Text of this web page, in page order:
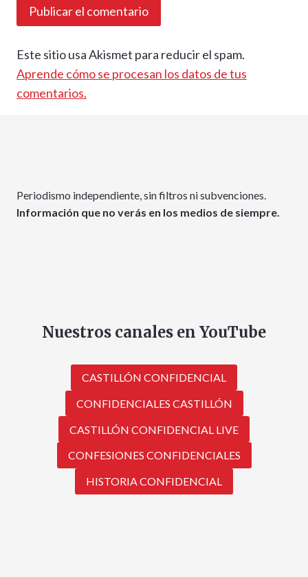
Este sitio usa Akismet para reducir el spam.
Aprende cómo se procesan los datos de tus
comentarios.
Periodismo independiente, sin filtros ni subvenciones.
Información que no verás en los medios de siempre.
Nuestros canales en YouTube
CASTILLÓN CONFIDENCIAL
CONFIDENCIALES CASTILLÓN
CASTILLÓN CONFIDENCIAL LIVE
CONFESIONES CONFIDENCIALES
HISTORIA CONFIDENCIAL